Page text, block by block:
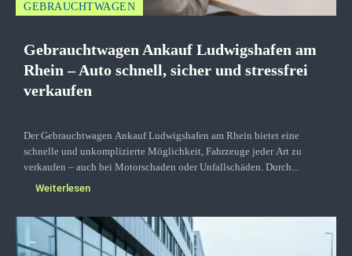
GEBRAUCHTWAGEN
Gebrauchtwagen Ankauf Ludwigshafen am
Rhein – Auto schnell, sicher und stressfrei
verkaufen
Der Gebrauchtwagen Ankauf Ludwigshafen am Rhein bietet eine
schnelle und unkomplizierte Möglichkeit, Fahrzeuge jeder Art zu
verkaufen – auch bei Motorschaden oder Unfallschäden. Durch...
Weiterlesen